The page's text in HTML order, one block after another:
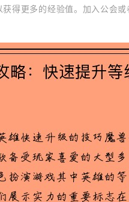
得更多的经验值。加入公会